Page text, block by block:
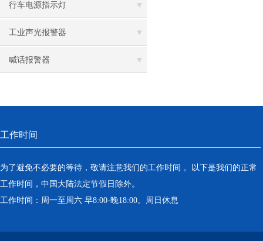
行车电源指示灯
工业声光报警器
喊话报警器
工作时间
为了避免不必要的等待，敬请注意我们的工作时间 。以下是我们的正常
工作时间，中国大陆法定节假日除外。
工作时间：周一至周六 早8:00-晚18:00。周日休息